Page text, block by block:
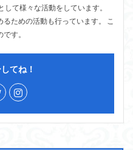
て様々な活動をしています。
ための活動も行っています。 こ
す。
てね！